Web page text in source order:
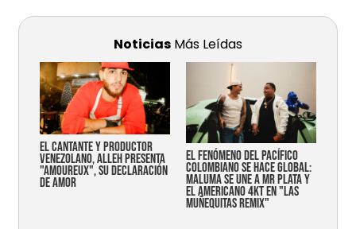
Noticias Más Leídas
EL CANTANTE Y PRODUCTOR
VENEZOLANO, ALLEH PRESENTA
"AMOUREUX", SU DECLARACIÓN
DE AMOR
EL FENÓMENO DEL PACÍFICO
COLOMBIANO SE HACE GLOBAL:
MALUMA SE UNE A MR PLATA Y
EL AMERICANO 4KT EN "LAS
MUÑEQUITAS REMIX"